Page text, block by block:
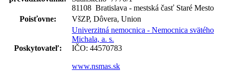
81108 Bratislava - mestská časť Staré Mesto
Poisťovne:
VšZP, Dôvera, Union
Poskytovateľ:
Univerzitná nemocnica - Nemocnica svätého
Michala, a. s.
IČO: 44570783
www.nsmas.sk